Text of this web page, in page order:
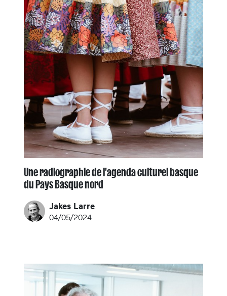
Une radiographie de l'agenda culturel basque
du Pays Basque nord
Jakes Larre
04/05/2024